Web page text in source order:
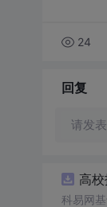
24
回复
请发
高
科易网